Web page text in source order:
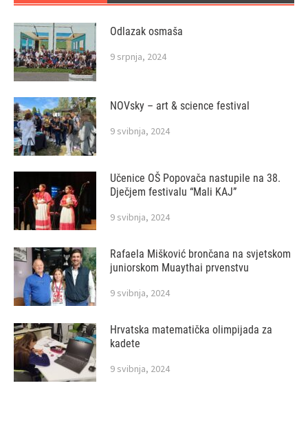
Odlazak osmaša
9 srpnja, 2024
NOVsky – art & science festival
9 svibnja, 2024
Učenice OŠ Popovača nastupile na 38.
Dječjem festivalu “Mali KAJ”
9 svibnja, 2024
Rafaela Mišković brončana na svjetskom
juniorskom Muaythai prvenstvu
9 svibnja, 2024
Hrvatska matematička olimpijada za
kadete
9 svibnja, 2024